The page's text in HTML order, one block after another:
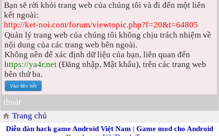
Bạn sẽ rời khỏi trang web của chúng tôi và đi đến một liên
kết ngoài:
http://ket-noi.com/forum/viewtopic.php?f=20&t=64805
Quản lý trang web của chúng tôi không chịu trách nhiệm về
nội dung của các trang web bên ngoài.
Không nên để xác định dữ liệu của bạn, liên quan đến
https://ya4r.net (Đăng nhập, Mật khẩu), trên các trang web
bên thứ ba.
thoát
Trang chủ
Diễn đàn hack game Android Việt Nam | Game mod cho Android